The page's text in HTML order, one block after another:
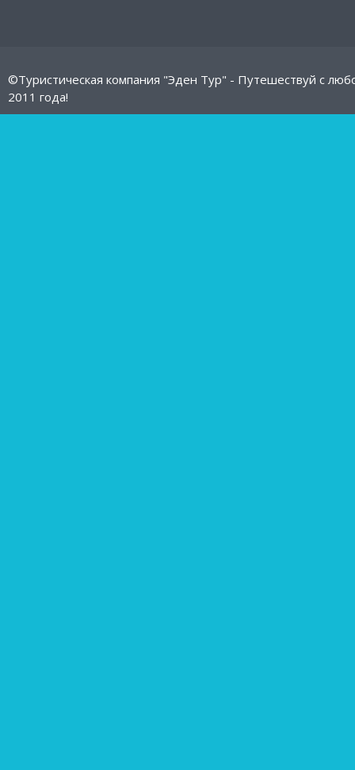
©Туристическая компания "Эден Тур" - Путешествуй с
2011 года!